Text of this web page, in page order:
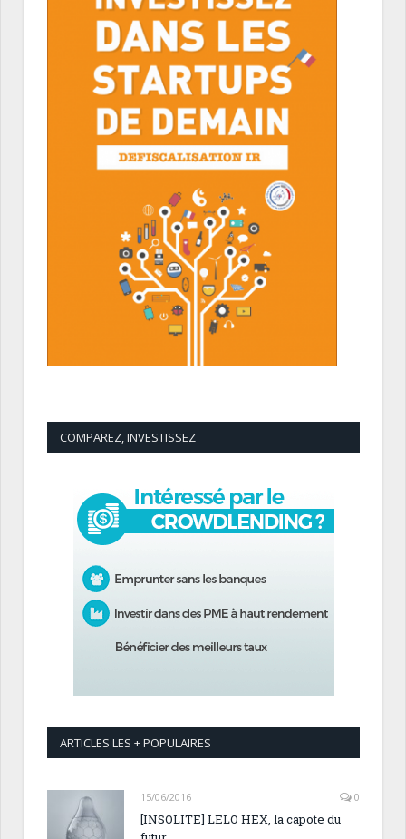
COMPAREZ, INVESTISSEZ
ARTICLES LES + POPULAIRES
15/06/2016 0
[INSOLITE] LELO HEX, la capote du